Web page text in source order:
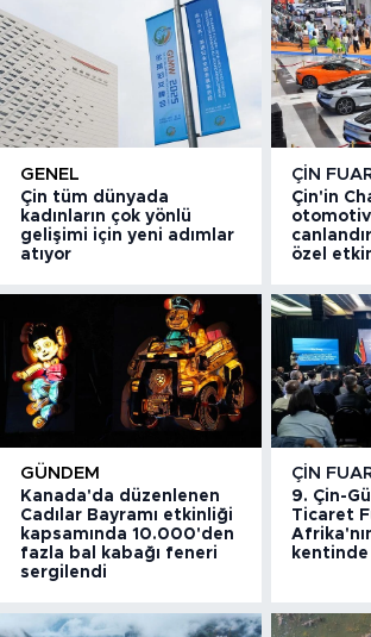
GENEL
Çin tüm dünyada
kadınların çok yönlü
gelişimi için yeni adımlar
atıyor
ÇIN
Çin'in
otomotiv
özel
GÜNDEM
Kanada'da düzenlenen
Cadılar Bayramı etkinliği
kapsamında 10.000'den
fazla bal kabağı feneri
sergilendi
ÇIN
9. Çin-
Ticaret
kentinde